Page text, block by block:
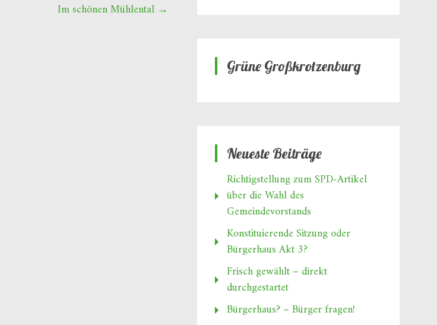
Im schönen Mühlental →
Grüne Großkrotzenburg
Neueste Beiträge
Richtigstellung zum SPD‑Artikel
über die Wahl des
Gemeindevorstands
Konstituierende Sitzung oder
Bürgerhaus Akt 3?
Frisch gewählt – direkt
durchgestartet
Bürgerhaus? – Bürger fragen!